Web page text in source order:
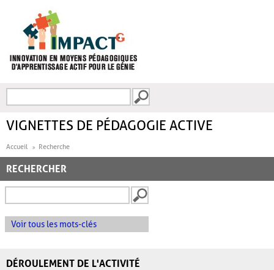
FORMULAIRE DE
VIGNETTES DE PÉDAGOGIE ACTIVE
Accueil Recherche
RECHERCHER
Voir tous les mots-clés
DÉROULEMENT DE L'ACTIVITÉ